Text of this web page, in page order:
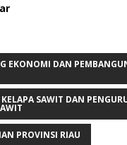
EKONOMI DAN
SAWIT DAN
PROVINSI RIAU